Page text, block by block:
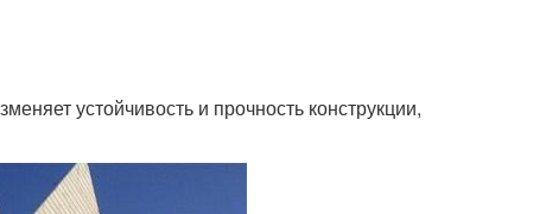
устойчивость и прочность конструкции,